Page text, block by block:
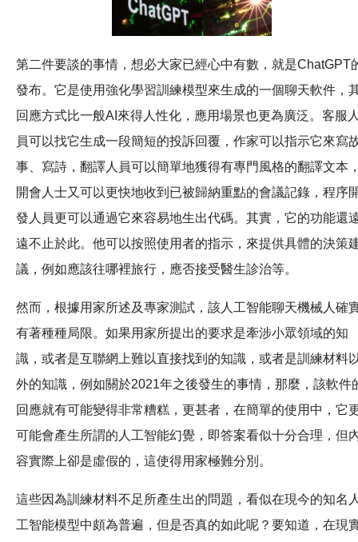
第二件要談的事情，想必大家已經心中有數，就是ChatGPT
發布。它是使用強化學習訓練模型來生成的一個聊天軟件，
回應方式比一般AI來得人性化，應用場景也更為廣泛。客服
員可以找它生成一段簡短的投訴回覆，作家可以指示它來寫
事、寫詩，翻譯人員可以簡單地獲得有專門風格的翻譯文本
開會人士又可以更快地收到已被歸納重點的會議記錄，程序
發人員更可以通過它來容易地生出代碼。其實，它的功能還
遠不止於此。他可以按照使用者的指示，來提供具體的決策
議，例如應該往哪裡旅行，應否接受醫生診治等。
然而，根據用家所述及專家測試，該人工智能聊天機械人確
有著種種局限。如果用家所提出的要求是牽涉小眾領域的知
識，或者是互聯網上難以直接找到的知識，或者是訓練材料
外的知識，例如關於2021年之後發生的事情，那麼，該軟件
回應就有可能變得非常糟糕，更甚者，在簡單的使用中，它
可能會產生所謂的人工智能幻覺，即答案看似十分合理，但
容實際上卻是虛假的，這使得用家極難分別。
這些因為訓練材料不足所產生出的問題，看似在現今的知名
工智能模型中頗為普遍，但是否真的如此呢？要知道，在現